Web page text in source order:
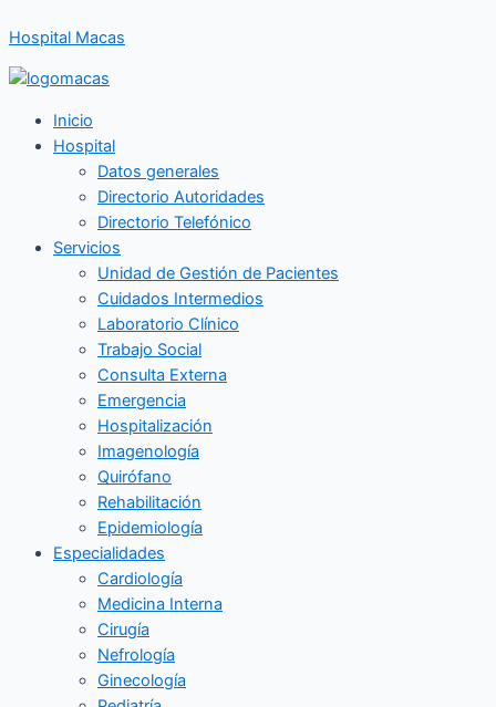
al
contenido
Hospital Macas
Inicio
Hospital
Datos generales
Directorio Autoridades
Directorio Telefónico
Servicios
Unidad de Gestión de Pacientes
Cuidados Intermedios
Laboratorio Clínico
Trabajo Social
Consulta Externa
Emergencia
Hospitalización
Imagenología
Quirófano
Rehabilitación
Epidemiología
Especialidades
Cardiología
Medicina Interna
Cirugía
Nefrología
Ginecología